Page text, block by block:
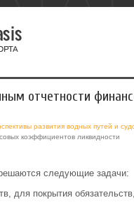
отчетности
развития водных путей и
коэффициентов ликвидности
следующие задачи:
для покрытия